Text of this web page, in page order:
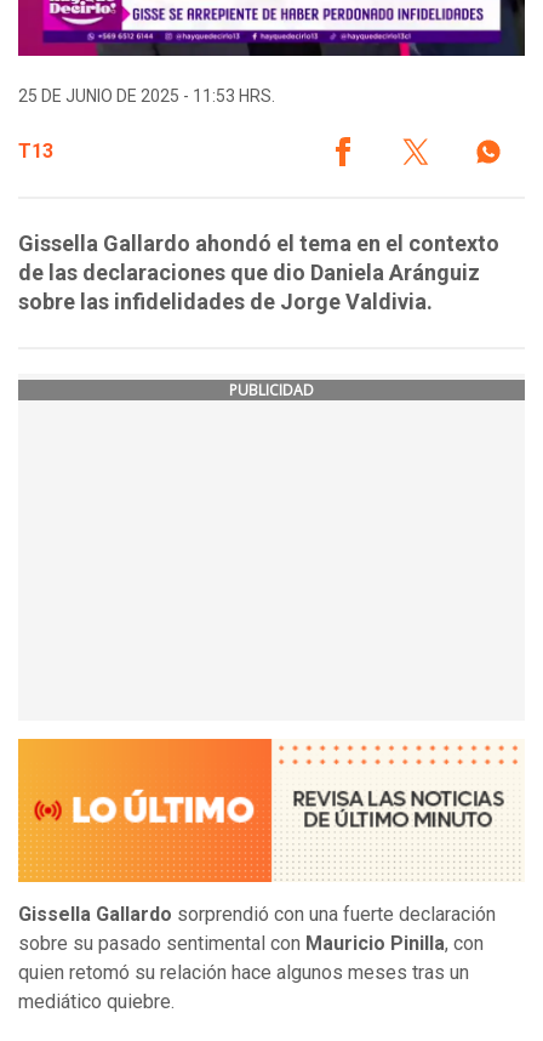
25 DE JUNIO DE 2025 - 11:53 HRS.
T13
Gissella Gallardo ahondó el tema en el contexto
de las declaraciones que dio Daniela Aránguiz
sobre las infidelidades de Jorge Valdivia.
PUBLICIDAD
Gissella Gallardo sorprendió con una fuerte declaración
sobre su pasado sentimental con Mauricio Pinilla, con
quien retomó su relación hace algunos meses tras un
mediático quiebre.